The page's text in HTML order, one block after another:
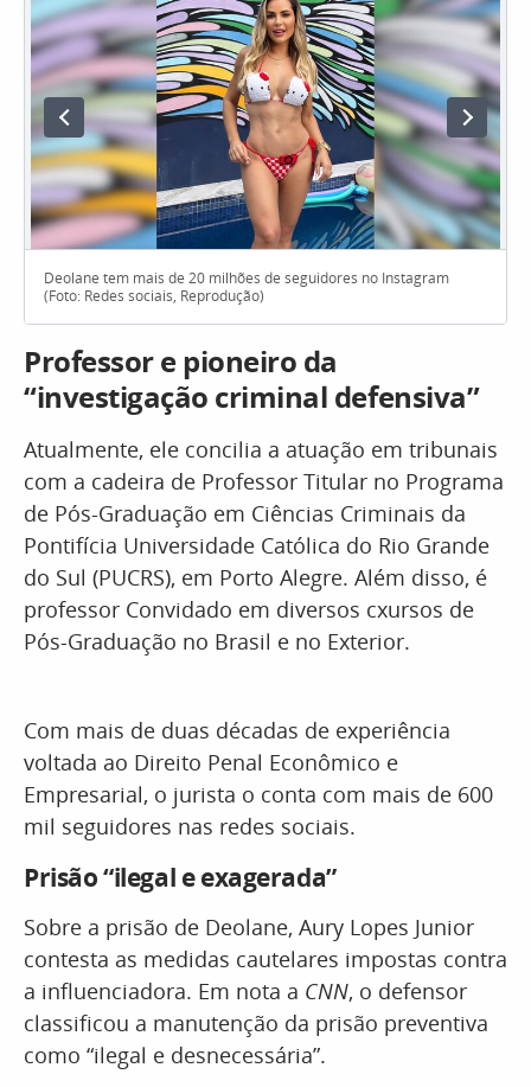
Deolane tem mais de 20 milhões de seguidores no Instagram
(Foto: Redes sociais, Reprodução)
Professor e pioneiro da
“investigação criminal defensiva”
Atualmente, ele concilia a atuação em tribunais
com a cadeira de Professor Titular no Programa
de Pós-Graduação em Ciências Criminais da
Pontifícia Universidade Católica do Rio Grande
do Sul (PUCRS), em Porto Alegre. Além disso, é
professor Convidado em diversos cxursos de
Pós-Graduação no Brasil e no Exterior.
Com mais de duas décadas de experiência
voltada ao Direito Penal Econômico e
Empresarial, o jurista o conta com mais de 600
mil seguidores nas redes sociais.
Prisão “ilegal e exagerada”
Sobre a prisão de Deolane, Aury Lopes Junior
contesta as medidas cautelares impostas contra
a influenciadora. Em nota a CNN, o defensor
classificou a manutenção da prisão preventiva
como “ilegal e desnecessária”.